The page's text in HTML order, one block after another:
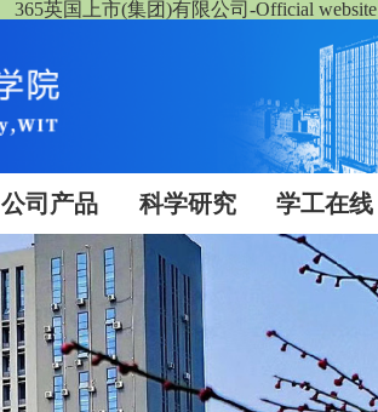
365英国上市(集团)有限公司-Official website
公司产品 科学研究 学工在线